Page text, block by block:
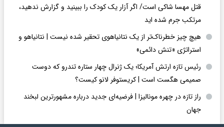
قتل مهسا شاکی است/ اگر آزار یک کودک را ببینید و گزارش ندهید،
مرتکب جرم شده اید
هیچ چیز خطرناک‌تر از یک نتانیاهوی تحقیر شده نیست | نتانیاهو و
استراتژی «تنش دائمی»
رئیس تازه ارتش آمریکا؛ یک ژنرال چهار ستاره تندرو که دوست
صمیمی هگست است | کریستوفر لانو کیست؟
راز تازه در چهره مونالیزا | فرضیه‌ای جدید درباره مشهورترین لبخند
جهان